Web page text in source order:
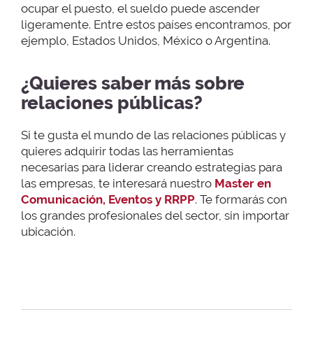
ocupar el puesto, el sueldo puede ascender
ligeramente. Entre estos países encontramos, por
ejemplo, Estados Unidos, México o Argentina.
¿Quieres saber más sobre
relaciones públicas?
Si te gusta el mundo de las relaciones públicas y
quieres adquirir todas las herramientas
necesarias para liderar creando estrategias para
las empresas, te interesará nuestro Master en
Comunicación, Eventos y RRPP. Te formarás con
los grandes profesionales del sector, sin importar
ubicación.